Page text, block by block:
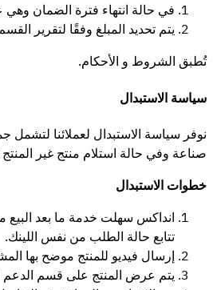
في حالة انتهاء فترة الضمان
يتم تحديد المبلغ وفقًا لتقرير
تُطبق الشروط و الأحكام.
سياسة الاستبدال
صناعة وفي حالة استلام منتج غير
خطوات الاستبدال
انداكس سهلت خدمة ما بعد البيع
تتابع حالة الطلب من نفس اللينك.
إرسال فيديو للمنتج موضح بها
يتم عرض المنتج على قسم الدعم